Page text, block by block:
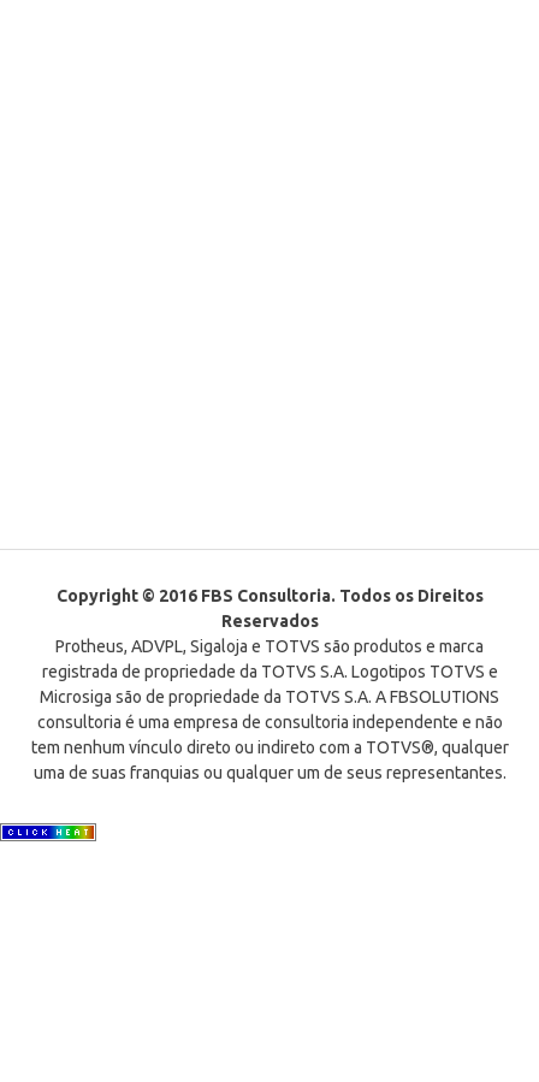
Copyright © 2016 FBS Consultoria. Todos os Direitos
Reservados
Protheus, ADVPL, Sigaloja e TOTVS são produtos e marca
registrada de propriedade da TOTVS S.A. Logotipos TOTVS e
Microsiga são de propriedade da TOTVS S.A. A FBSOLUTIONS
consultoria é uma empresa de consultoria independente e não
tem nenhum vínculo direto ou indireto com a TOTVS®, qualquer
uma de suas franquias ou qualquer um de seus representantes.